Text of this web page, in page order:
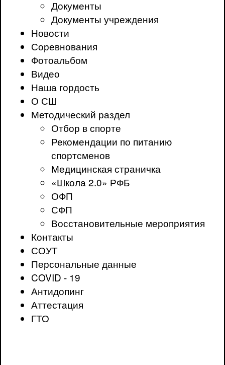
Документы
Документы учреждения
Новости
Соревнования
Фотоальбом
Видео
Наша гордость
О СШ
Методический раздел
Отбор в спорте
Рекомендации по питанию
спортсменов
Медицинская страничка
«Школа 2.0» РФБ
ОФП
СФП
Восстановительные мероприятия
Контакты
СОУТ
Персональные данные
COVID - 19
Антидопинг
Аттестация
ГТО